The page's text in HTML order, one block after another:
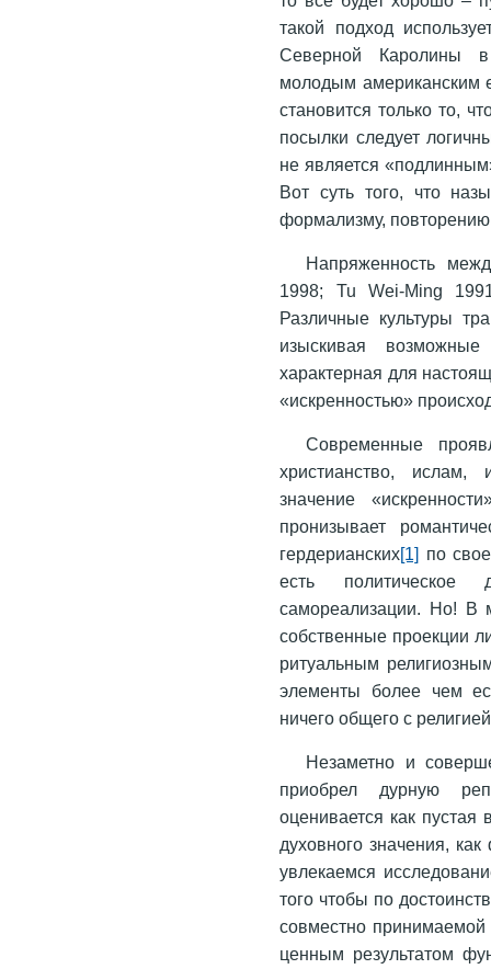
такой подход
Северной Каролины
молодым американским
становится только то,
посылки следует
не является
Вот суть того, что
формализму, повторению
Напряженность
1998; Tu Wei-Ming
Различные культуры
изыскивая
характерная для
«искренностью»
Современные
христианство,
значение
пронизывает
гердерианских[1] по
есть политическое
самореализации. Но! В
собственные проекции
ритуальным
элементы более чем
ничего общего с
Незаметно и
приобрел дурную
оценивается как
духовного значения,
увлекаемся
того чтобы по
совместно принимаемой
ценным результатом